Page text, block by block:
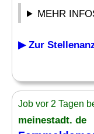
MEHR
▶ Zur
Job vor 2 Tagen
meinestadt. de